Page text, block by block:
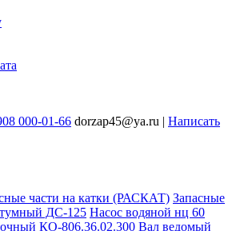
000-01-66 dorzap45@ya.ru | Написать
части на катки (РАСКАТ) Запасные
ДС-125 Насос водяной нц 60
КО-806.36.02.300 Вал ведомый